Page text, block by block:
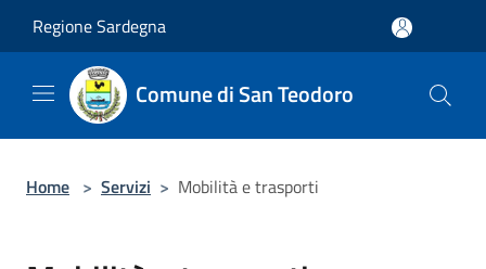
Regione Sardegna
Comune di San Teodoro
Home > Servizi > Mobilità e trasporti